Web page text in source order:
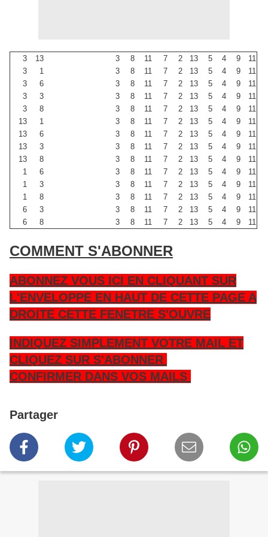
3 13 3 8 11 7 2 13 5 4 9
11
3
1 3 8 11 7 2 13 5 4 9
11
3
6 3 8 11 7 2 13 5 4 9
11
3
3 3 8 11 7 2 13 5 4 9
11
3
8 3 8 11 7 2 13 5 4 9
11
13
1 3 8 11 7 2 13 5 4 9
11
13
6 3 8 11 7 2 13 5 4 9
11
13
3 3 8 11 7 2 13 5 4 9
11
13
8 3 8 11 7 2 13 5 4 9
11
1
6 3 8 11 7 2 13 5 4 9
11
1
3 3 8 11 7 2 13 5 4 9
11
1
8 3 8 11 7 2 13 5 4 9
11
6
3 3 8 11 7 2 13 5 4 9
11
6
8 3 8 11 7 2 13 5 4 9 11
COMMENT S'ABONNER
ABONNEZ VOUS ICI EN CLIQUANT SUR
L'ENVELOPPE EN HAUT DE CETTE PAGE A
DROITE CETTE FENETRE S'OUVRE
INDIQUEZ SIMPLEMENT VOTRE MAIL ET
CLIQUEZ SUR S'ABONNER
CONFIRMER DANS VOS MAILS
Partager